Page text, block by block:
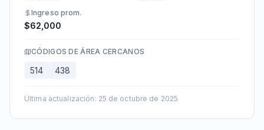
Ingreso prom.
$62,000
CÓDIGOS DE ÁREA CERCANOS
514 438
Última actualización: 25 de octubre de 2025